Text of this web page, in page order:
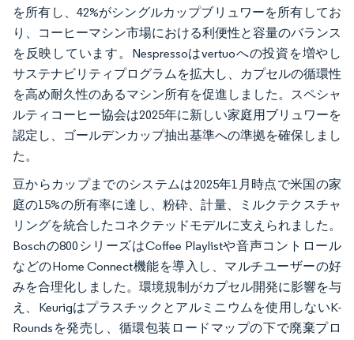
を所有し、42%がシングルカップブリュワーを所有してお
り、コーヒーマシン市場における利便性と容量のバランス
を反映しています。Nespressoはvertuoへの投資を増やし
サステナビリティプログラムを拡大し、カプセルの循環性
を高め耐久性のあるマシン所有を促進しました。スペシャ
ルティコーヒー協会は2025年に新しい家庭用ブリュワーを
認定し、ゴールデンカップ抽出基準への準拠を確保しまし
た。
豆からカップまでのシステムは2025年1月時点で米国の家
庭の15%の所有率に達し、粉砕、計量、ミルクテクスチャ
リングを統合したコネクテッドモデルに支えられました。
Boschの800シリーズはCoffee Playlistや音声コントロール
などのHome Connect機能を導入し、マルチユーザーの好
みを合理化しました。環境規制がカプセル開発に影響を与
え、Keurigはプラスチックとアルミニウムを使用しないK-
Roundsを発売し、循環包装ロードマップの下で廃棄プロ